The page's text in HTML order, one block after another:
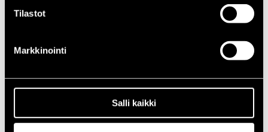
Tilastot
Markkinointi
Salli kaikki
1973
1970
1968
1967
Festivaalivuodet